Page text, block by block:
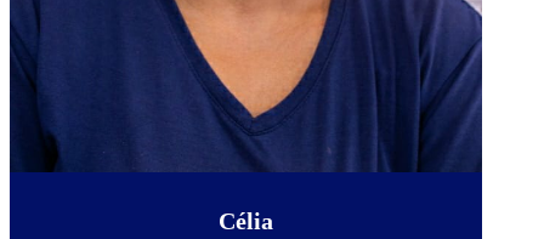
Célia